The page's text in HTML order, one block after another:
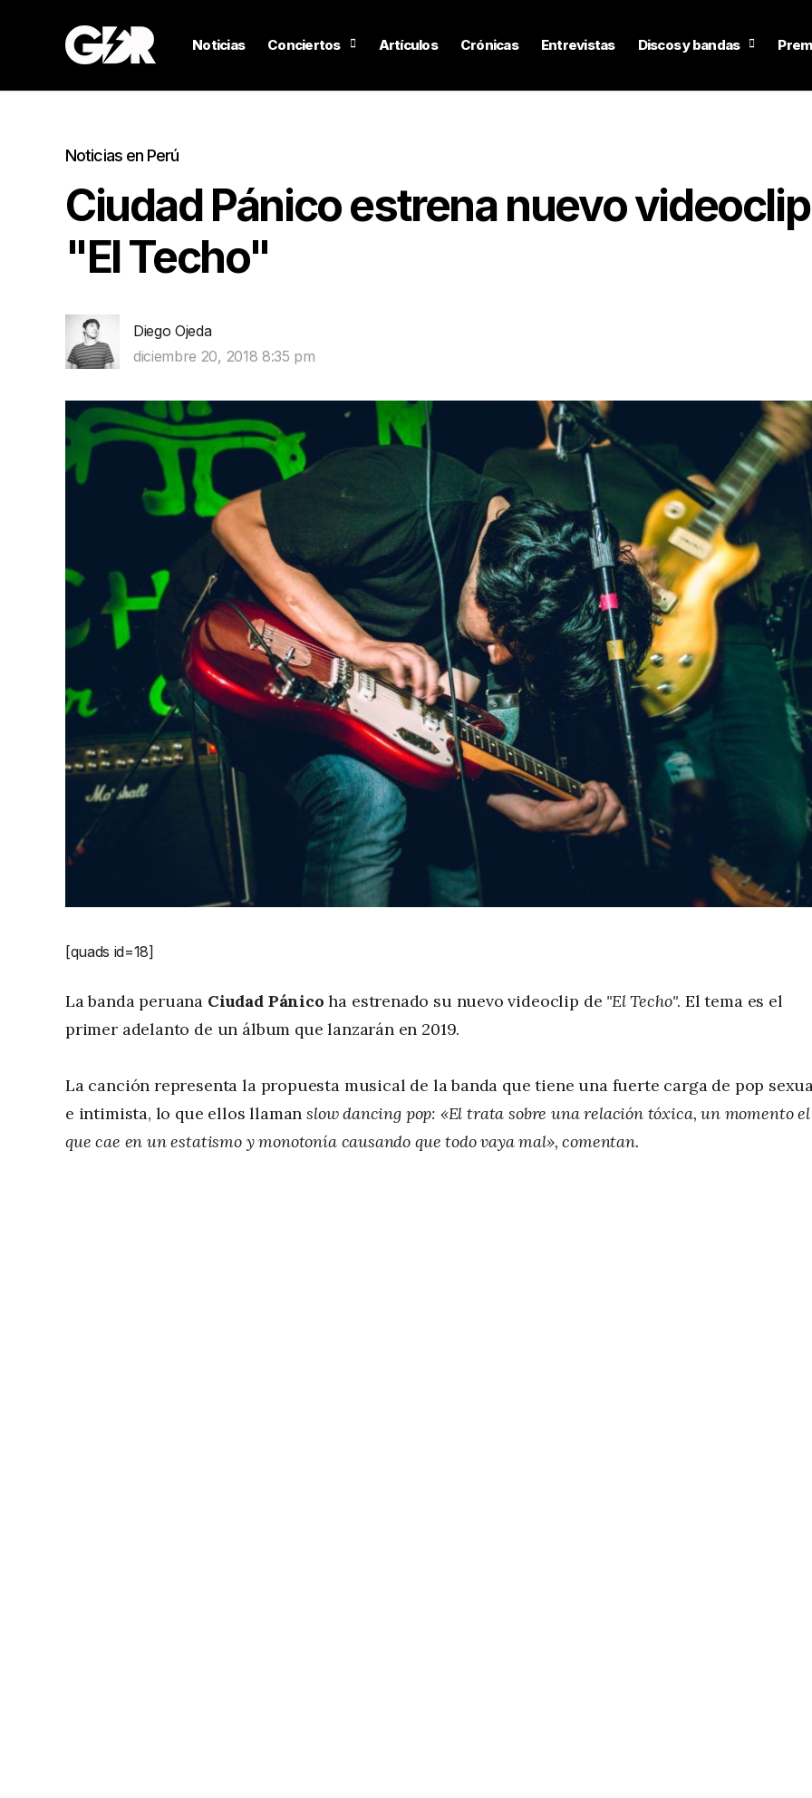
Noticias Conciertos Artículos Crónicas Entrevistas Discos y bandas
Noticias en Perú
Ciudad Pánico estrena nuevo
"El Techo"
Diego Ojeda
diciembre 20, 2018 8:35 pm
[quads id=18]
La banda peruana Ciudad Pánico ha estrenado su nuevo videoclip de "El Techo". El tema es el
primer adelanto de un álbum que lanzarán en 2019.
La canción representa la propuesta musical de la banda que tiene una fuerte carga de pop
e intimista, lo que ellos llamanslow dancing pop: «El trata sobre una relación tóxica, un momento el
que cae en un estatismo y monotonía causando que todo vaya mal», comentan.